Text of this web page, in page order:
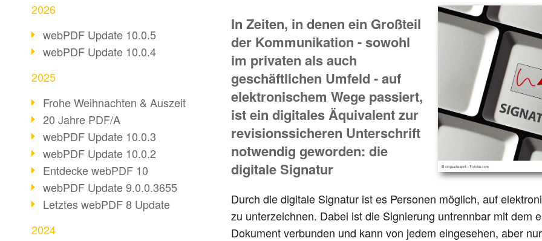
2026
webPDF Update 10.0.5
webPDF Update 10.0.4
2025
Frohe Weihnachten & Auszeit
20 Jahre PDF/A
webPDF Update 10.0.3
webPDF Update 10.0.2
Entdecke webPDF 10
webPDF Update 9.0.0.3655
Letztes webPDF 8 Update
2024
In Zeiten, in denen ein Großteil
der Kommunikation - sowohl
im privaten als auch
geschäftlichen Umfeld - auf
elektronischem Wege passiert,
ist ein digitales Äquivalent zur
revisionssicheren Unterschrift
notwendig geworden: die
digitale Signatur
Durch die digitale Signatur ist es Personen möglich, auf
zu unterzeichnen. Dabei ist die Signierung untrennbar mit dem
Dokument verbunden und kann von jedem eingesehen, aber